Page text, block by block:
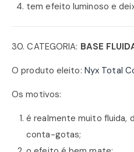
tem efeito luminoso e
30. CATEGORIA: BASE
O produto eleito: Nyx Total
Os motivos:
é realmente muito fluida,
conta-gotas;